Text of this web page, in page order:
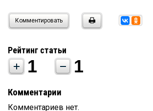
Комментировать
Рейтинг статьи
1 1
Комментарии
Комментариев нет.